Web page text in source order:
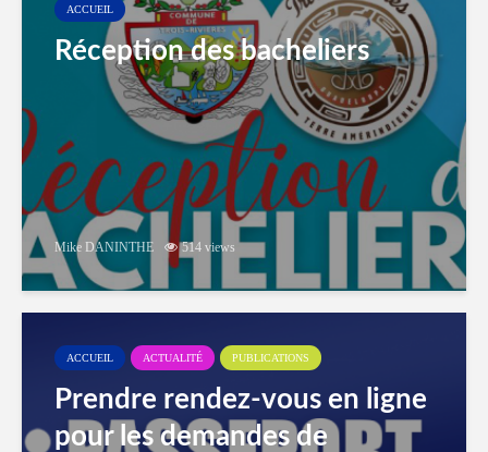
ACCUEIL
Réception des bacheliers
Mike DANINTHE 514 views
ACCUEIL ACTUALITÉ PUBLICATIONS
Prendre rendez-vous en ligne
pour les demandes de